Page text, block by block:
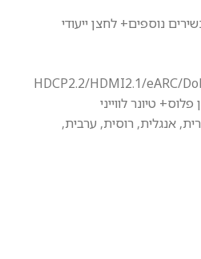
נוספים+ לחצן ייעודי
אנגלית, רוסית, ערבית,